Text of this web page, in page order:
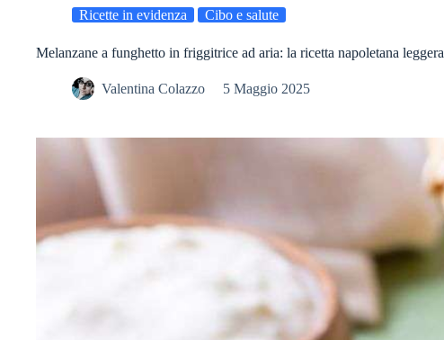
Ricette in evidenza Cibo e salute
Melanzane a funghetto in friggitrice ad aria: la ricetta napoletana leggera
Valentina Colazzo 5 Maggio 2025